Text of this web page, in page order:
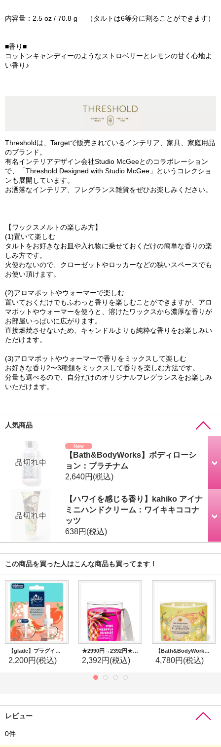
内容量：2.5 oz / 70.8 g （タルトは6等分に割ることができます）
■香り■
コットンキャンディーのようなストロベリーとレモンの甘く心地よ
い香り♪
Thresholdは、Targetで販売されているインテリア、家具、家庭用品
のブランド。
有名インテリアデザイン会社Studio McGeeとのコラボレーション
で、「Threshold Designed with Studio McGee」というコレクショ
ンも展開しています。
お洒落なインテリア、フレグランス雑貨をぜひお楽しみください。
【ワックスメルトの楽しみ方】
(1)置いて楽しむ
タルトをお好きなお皿や入れ物に乗せておくだけの簡単な香りの楽
しみ方です。
火使わないので、クローゼットやロッカーなどの狭いスペースでも
お使い頂けます。
(2)アロマポットやウォーマーで楽しむ
置いておくだけでもふわっと香りを楽しむことができますが、アロ
マポットやウォーマーを使うと、溶けたワックスから濃厚な香りが
お部屋いっぱいに広がります。
直接燃焼させないため、キャンドルよりも純粋な香りをお楽しみい
ただけます。
(3)アロマポットやウォーマーで香りをミックスして楽しむ
お好きな香り2〜3種類をミックスして香りを楽しむ方法です。
分量も選べるので、自分だけのオリジナルフレグランスをお楽しみ
いただけます。
人気商品
【Bath&BodyWorks】ボディローシ
ョン：プラチナム
2,640円(税込)
【ハワイを感じる香り】kahiko アイナ
ミニハンドクリーム：ワイキキココナ
ッツ
638円(税込)
この商品を買った人はこんな商品も買ってます！
【glade】プラグインオイルリフィル(2個入)：ジューシーピーチ＆エルダーフラワー
2,200円(税込)
★2990円→2392円★【Bath&BodyWorks】シグネチャー1-wickキャンドル（8oz）：ピンクパイナップルサンライズ
2,392円(税込)
【Bath&BodyWorks】3-wickキャンドル（14.5oz）：スイートティー＆レモネード
4,780円(税込)
レビュー
0件